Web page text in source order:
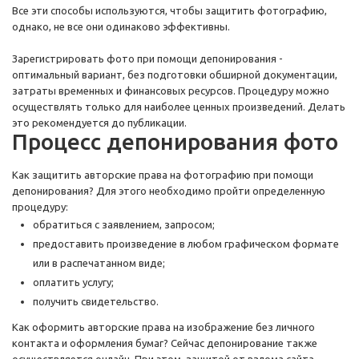
Все эти способы используются, чтобы защитить фотографию,
однако, не все они одинаково эффективны.
Зарегистрировать фото при помощи депонирования -
оптимальный вариант, без подготовки обширной документации,
затраты временных и финансовых ресурсов. Процедуру можно
осуществлять только для наиболее ценных произведений. Делать
это рекомендуется до публикации.
Процесс депонирования фото
Как защитить авторские права на фотографию при помощи
депонирования? Для этого необходимо пройти определенную
процедуру:
обратиться с заявлением, запросом;
предоставить произведение в любом графическом формате
или в распечатанном виде;
оплатить услугу;
получить свидетельство.
Как оформить авторские права на изображение без личного
контакта и оформления бумаг? Сейчас депонирование также